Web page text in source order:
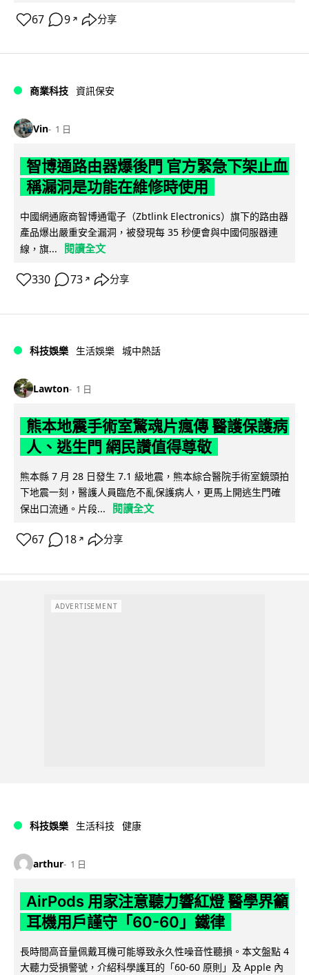
67 9 ↗ 分享
商業科技 資訊保安
Vin 1 日
智博通路由器爆後門 官方緊急下架止血
稱漏洞是功能在維修時使用
中國網通廠商智博通電子（Zbtlink Electronics）旗下的路由器
產品爆出嚴重安全漏洞，被發現每 35 秒便會與中國伺服器連
線，旗...
閱讀全文
330 73 ↗ 分享
科技娛樂 生活娛樂 城中熱話
Lawton 1 日
熊本地震手術室驚魂片瘋傳 醫護保護病
人、逃生門 網民讚值得尊敬
熊本縣 7 月 28 日發生 7.1 級地震，熊本綜合醫院手術室鏡頭拍
下地震一刻，醫護人員臨危不亂保護病人，更馬上開逃生門確
保出口流通。片段...
閱讀全文
67 18 ↗ 分享
ADVERTISEMENT
科技娛樂 生活科技 健康
arthur 1 日
AirPods 用家注意聽力響紅燈 醫學界籲
耳機用戶謹守「60-60」鐵律
長時間高音量佩戴耳機可能導致永久性噪音性聽損。本文盤點 4
大聽力受損警號，介紹科學護耳的「60-60 原則」及 Apple 內